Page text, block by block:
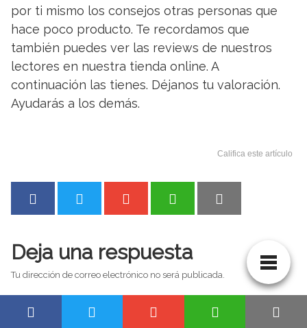
por ti mismo los consejos otras personas que
hace poco producto. Te recordamos que
también puedes ver las reviews de nuestros
lectores en nuestra tienda online. A
continuación las tienes. Déjanos tu valoración.
Ayudarás a los demás.
Califica este artículo
Deja una respuesta
Tu dirección de correo electrónico no será publicada.